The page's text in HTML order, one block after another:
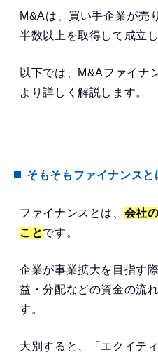
M&Aは、買い手企業が売
半数以上を取得して成立し
以下では、 M&Aファイナ
より詳しく解説します。
そもそもファイナンスと
ファイナンス とは、 会社
ことです。
企業が事業拡大を目指す
益・分配などの資金の流
す。
大別すると、「エクイテ